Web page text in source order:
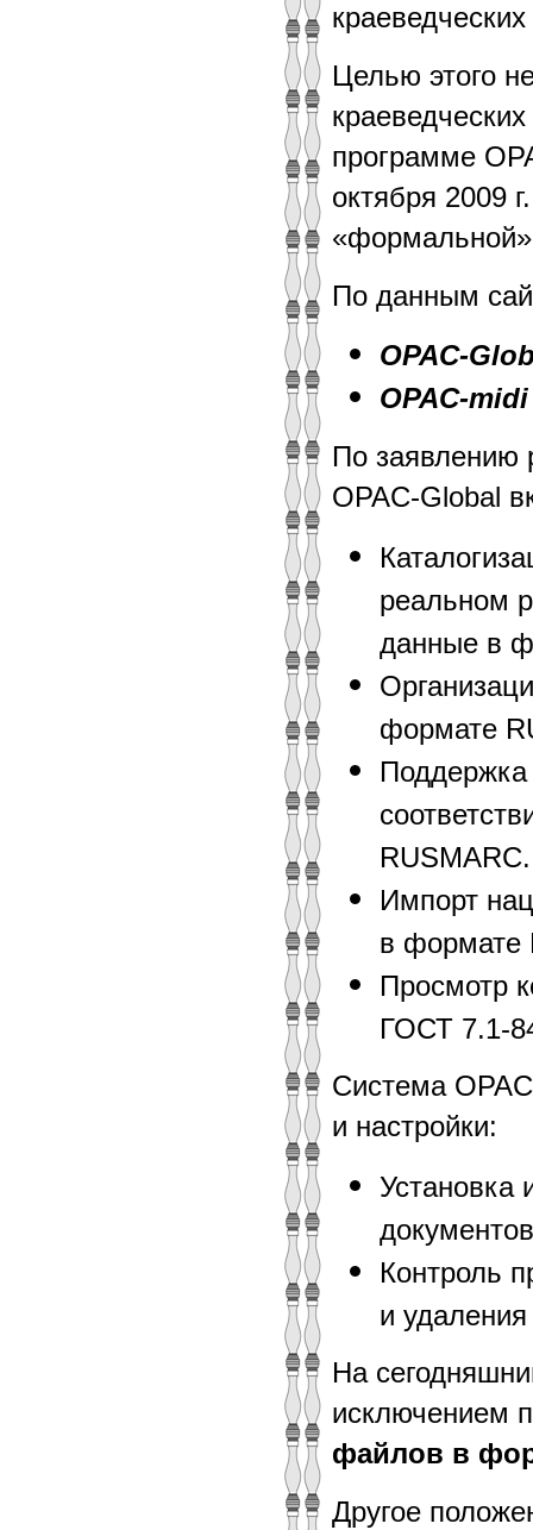
Целью этого
программе
октября 2009
По данным
OPAC-
OPAC-
По заявлению
OPAC-Global
реальном
данные в
формате
Поддержка
RUSMARC.
Импорт
в формате
Просмотр
ГОСТ 7.1-
Система
и настройки:
Установка
Контроль
и
На
исключением
файлов в
Другое